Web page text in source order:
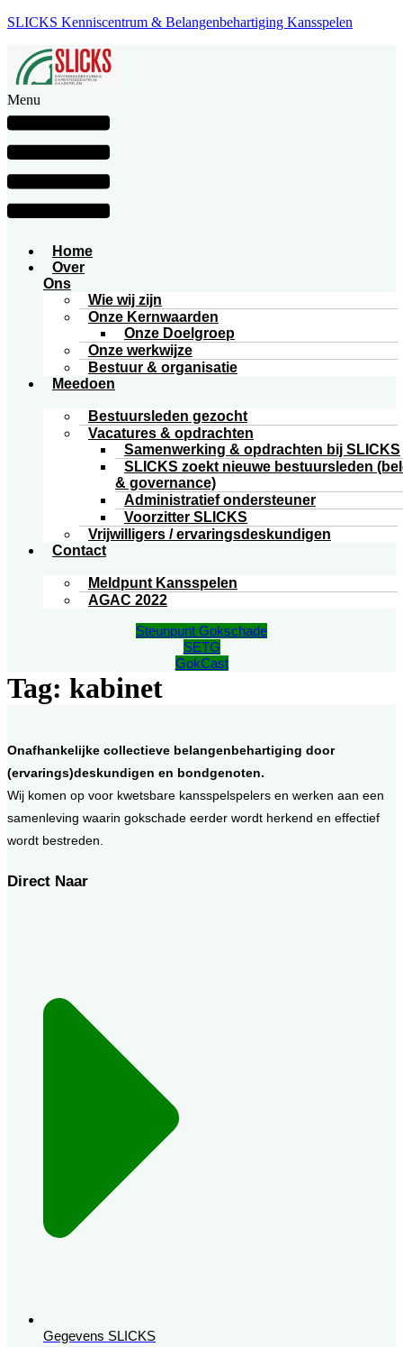
SLICKS Kenniscentrum & Belangenbehartiging Kansspelen
Menu
Home
Over
Ons
Wie wij zijn
Onze Kernwaarden
Onze Doelgroep
Onze werkwijze
Bestuur & organisatie
Meedoen
Bestuursleden gezocht
Vacatures & opdrachten
Samenwerking & opdrachten bij SLICKS
SLICKS zoekt nieuwe bestuursleden
& governance)
Administratief ondersteuner
Voorzitter SLICKS
Vrijwilligers / ervaringsdeskundigen
Contact
Meldpunt Kansspelen
AGAC 2022
Steunpunt Gokschade
SETG
GokCast
Tag: kabinet
Onafhankelijke collectieve belangenbehartiging door
(ervarings)deskundigen en bondgenoten.
Wij komen op voor kwetsbare kansspelspelers en werken aan een
samenleving waarin gokschade eerder wordt herkend en effectief
wordt bestreden.
Direct Naar
Gegevens SLICKS